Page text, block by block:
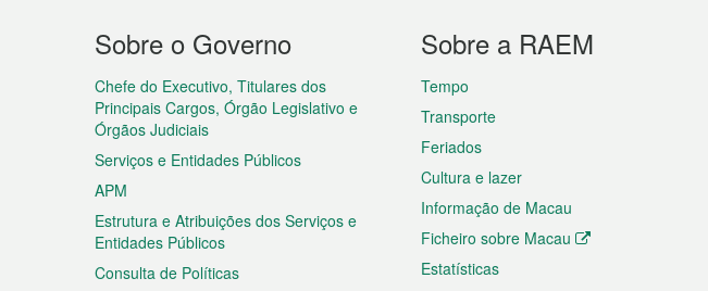
Menu
do
rodapé
Sobre o Governo
Chefe do Executivo, Titulares dos
Principais Cargos, Órgão Legislativo e
Órgãos Judiciais
Serviços e Entidades Públicos
APM
Estrutura e Atribuições dos Serviços e
Entidades Públicos
Consulta de Políticas
Sobre a RAEM
Tempo
Transporte
Feriados
Cultura e lazer
Informação de Macau
Ficheiro sobre Macau
Estatísticas